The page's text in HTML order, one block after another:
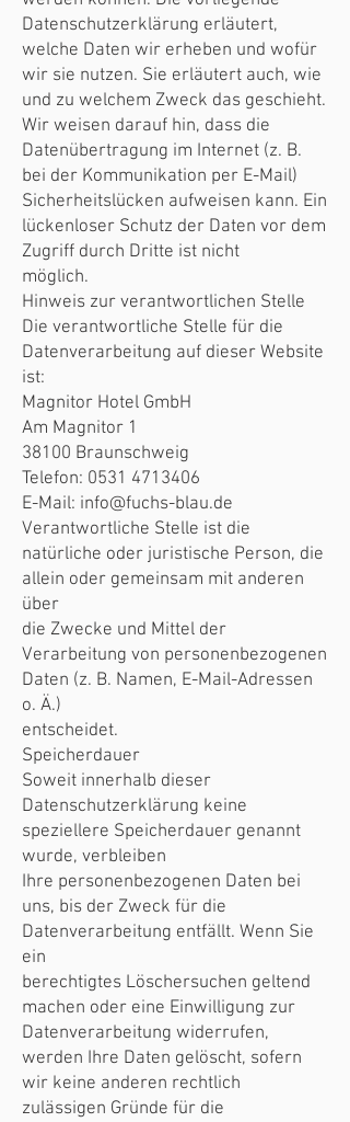
Datenschutzerklärung erläutert,
welche Daten wir erheben und wofür
wir sie nutzen. Sie erläutert auch, wie
und zu welchem Zweck das geschieht.
Wir weisen darauf hin, dass die
Datenübertragung im Internet (z. B.
bei der Kommunikation per E-Mail)
Sicherheitslücken aufweisen kann. Ein
lückenloser Schutz der Daten vor dem
Zugriff durch Dritte ist nicht
möglich.
Hinweis zur verantwortlichen Stelle
Die verantwortliche Stelle für die
Datenverarbeitung auf dieser Website
ist:
Magnitor Hotel GmbH
Am Magnitor 1
38100 Braunschweig
Telefon: 0531 4713406
E-Mail: info@fuchs-blau.de
Verantwortliche Stelle ist die
natürliche oder juristische Person, die
allein oder gemeinsam mit anderen
über
die Zwecke und Mittel der
Verarbeitung von personenbezogenen
Daten (z. B. Namen, E-Mail-Adressen
o. Ä.)
entscheidet.
Speicherdauer
Soweit innerhalb dieser
Datenschutzerklärung keine
speziellere Speicherdauer genannt
wurde, verbleiben
Ihre personenbezogenen Daten bei
uns, bis der Zweck für die
Datenverarbeitung entfällt. Wenn Sie
ein
berechtigtes Löschersuchen geltend
machen oder eine Einwilligung zur
Datenverarbeitung widerrufen,
werden Ihre Daten gelöscht, sofern
wir keine anderen rechtlich
zulässigen Gründe für die